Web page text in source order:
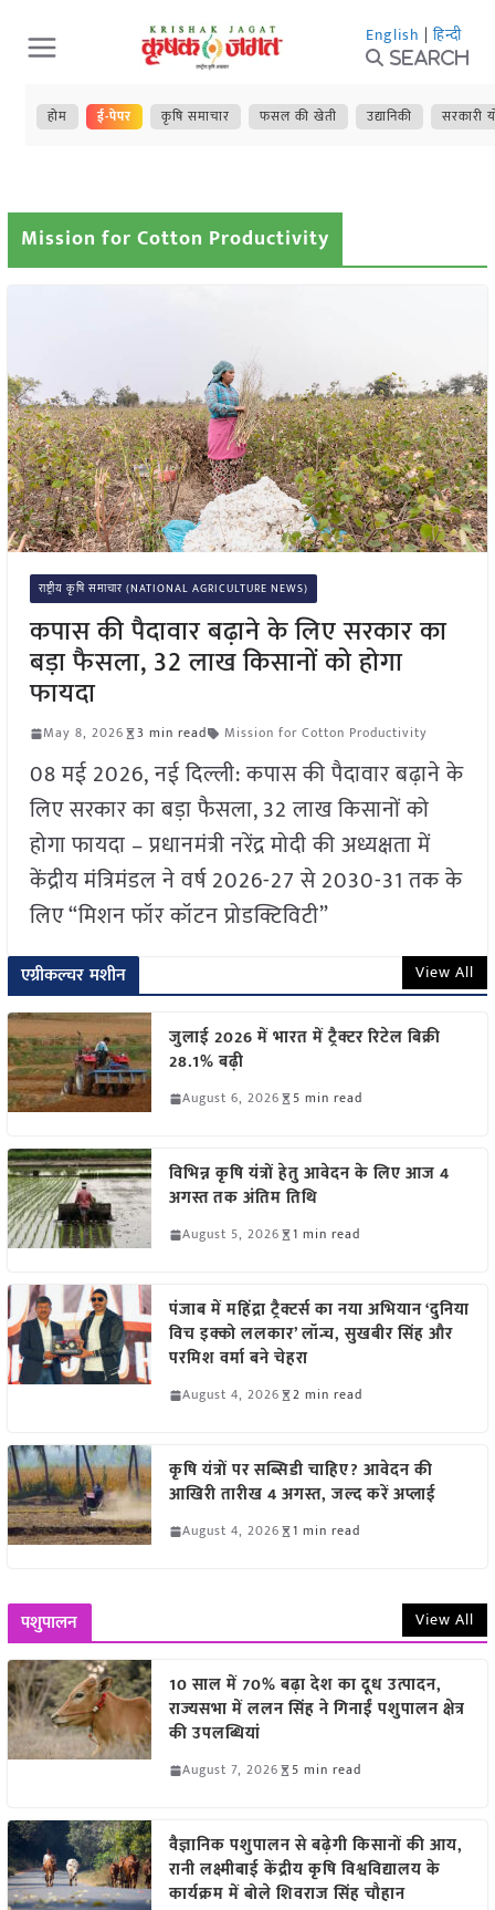
Skip
to
content
English | हिन्दी
Search
होम ई-पेपर कृषि समाचार फसल की खेती उद्यानिकी सरकारी
Mission for Cotton Productivity
राष्ट्रीय कृषि समाचार (NATIONAL AGRICULTURE NEWS)
कपास की पैदावार बढ़ाने के लिए सरकार का
बड़ा फैसला, 32 लाख किसानों को होगा
फायदा
May 8, 2026 3 min read Mission for Cotton Productivity
08 मई 2026, नई दिल्ली: कपास की पैदावार बढ़ाने के
लिए सरकार का बड़ा फैसला, 32 लाख किसानों को
होगा फायदा – प्रधानमंत्री नरेंद्र मोदी की अध्यक्षता में
केंद्रीय मंत्रिमंडल ने वर्ष 2026-27 से 2030-31 तक के
लिए “मिशन फॉर कॉटन प्रोडक्टिविटी”
एग्रीकल्चर मशीन View All
जुलाई 2026 में भारत में ट्रैक्टर रिटेल बिक्री
28.1% बढ़ी
August 6, 2026 5 min read
विभिन्न कृषि यंत्रों हेतु आवेदन के लिए आज 4
अगस्त तक अंतिम तिथि
August 5, 2026 1 min read
पंजाब में महिंद्रा ट्रैक्टर्स का नया अभियान ‘दुनिया
विच इक्को ललकार’ लॉन्च, सुखबीर सिंह और
परमिश वर्मा बने चेहरा
August 4, 2026 2 min read
कृषि यंत्रों पर सब्सिडी चाहिए? आवेदन की
आखिरी तारीख 4 अगस्त, जल्द करें अप्लाई
August 4, 2026 1 min read
पशुपालन View All
10 साल में 70% बढ़ा देश का दूध उत्पादन,
राज्यसभा में ललन सिंह ने गिनाईं पशुपालन क्षेत्र
की उपलब्धियां
August 7, 2026 5 min read
वैज्ञानिक पशुपालन से बढ़ेगी किसानों की आय,
रानी लक्ष्मीबाई केंद्रीय कृषि विश्वविद्यालय के
कार्यक्रम में बोले शिवराज सिंह चौहान